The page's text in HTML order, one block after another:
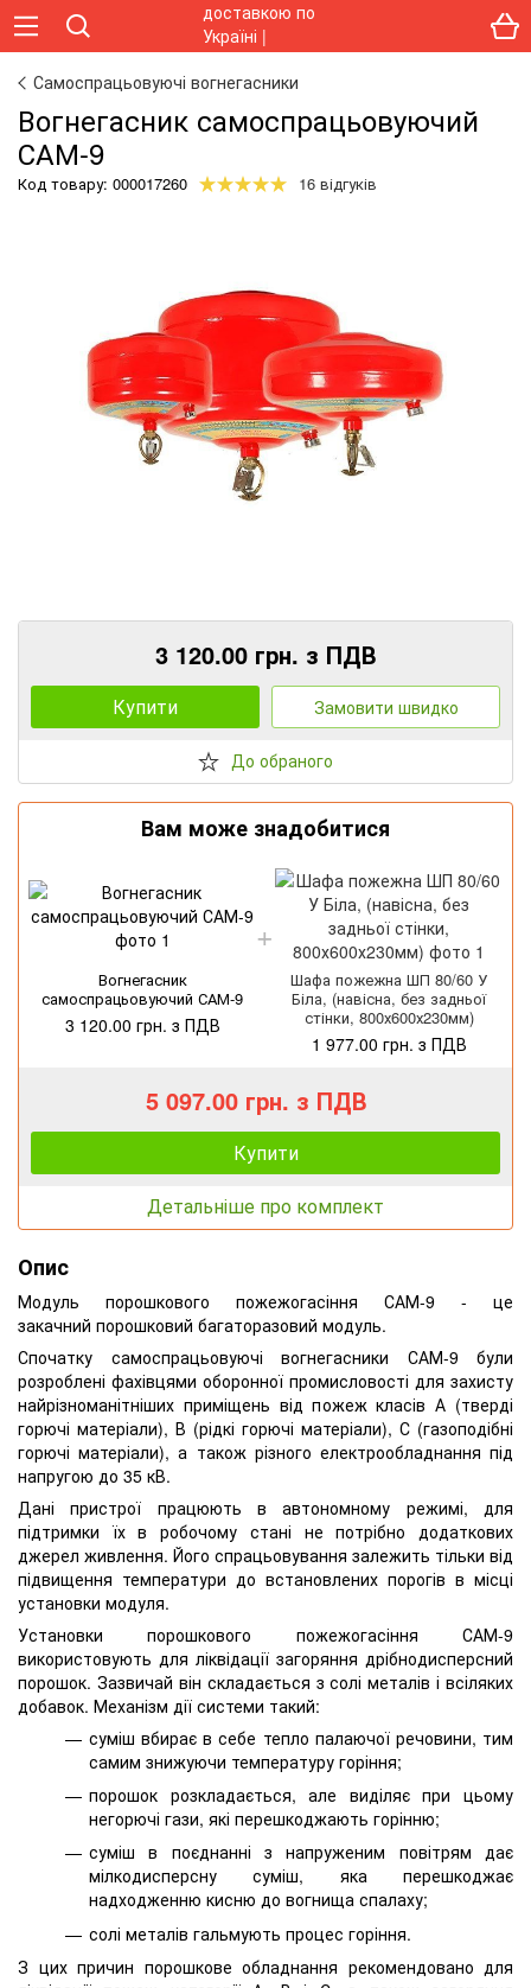
Самоспрацьовуючі вогнегасники
Вогнегасник самоспрацьовуючий
САМ-9
Код товару: 000017260 16 відгуків
3 120.00 грн. з ПДВ
Купити Замовити швидко
До обраного
Вам може знадобитися
Вогнегасник
самоспрацьовуючий САМ-9
3 120.00 грн. з ПДВ
Шафа пожежна ШП 80/60 У
Біла, (навісна, без задньої
стінки, 800х600х230мм)
1 977.00 грн. з ПДВ
5 097.00 грн. з ПДВ
Купити
Детальніше про комплект
Опис
Модуль порошкового пожежогасіння САМ-9 - це
закачний порошковий багаторазовий модуль.
Спочатку самоспрацьовуючі вогнегасники САМ-9 були
розроблені фахівцями оборонної промисловості для захисту
найрізноманітніших приміщень від пожеж класів А (тверді
горючі матеріали), В (рідкі горючі матеріали), С (газоподібні
горючі матеріали), а також різного електрообладнання під
напругою до 35 кВ.
Дані пристрої працюють в автономному режимі, для
підтримки їх в робочому стані не потрібно додаткових
джерел живлення. Його спрацьовування залежить тільки від
підвищення температури до встановлених порогів в місці
установки модуля.
Установки порошкового пожежогасіння САМ-9
використовують для ліквідації загоряння дрібнодисперсний
порошок. Зазвичай він складається з солі металів і всіляких
добавок. Механізм дії системи такий:
суміш вбирає в себе тепло палаючої речовини, тим
самим знижуючи температуру горіння;
порошок розкладається, але виділяє при цьому
негорючі гази, які перешкоджають горінню;
суміш в поєднанні з напруженим повітрям дає
мілкодисперсну суміш, яка перешкоджає
надходженню кисню до вогнища спалаху;
солі металів гальмують процес горіння.
З цих причин порошкове обладнання рекомендовано для